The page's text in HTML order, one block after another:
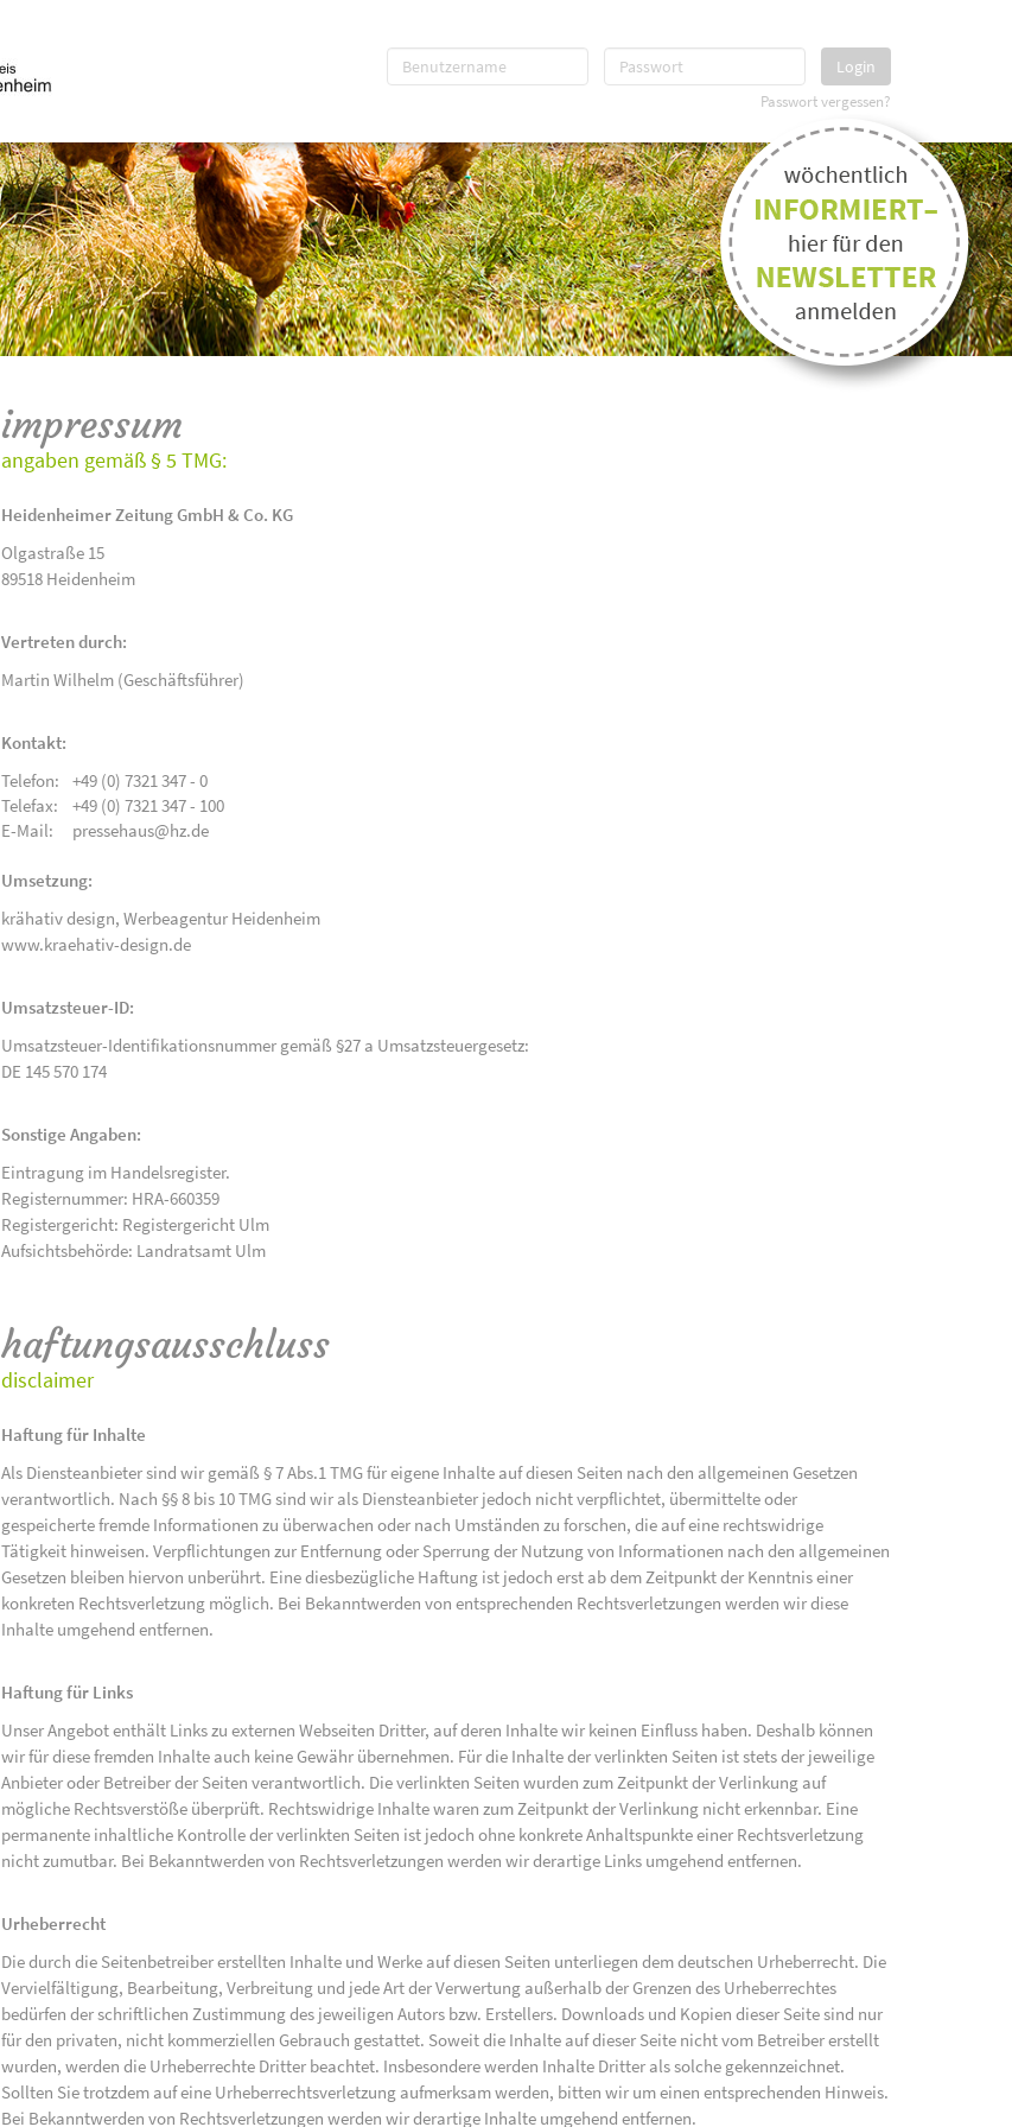
Login
Passwort vergessen?
impressum
angaben gemäß § 5 TMG:
Heidenheimer Zeitung GmbH & Co. KG
Olgastraße 15
89518 Heidenheim
Vertreten durch:
Martin Wilhelm (Geschäftsführer)
Kontakt:
Telefon:
+49 (0) 7321 347 - 0
Telefax:
+49 (0) 7321 347 - 100
E-Mail:
pressehaus@hz.de
Umsetzung:
krähativ design, Werbeagentur Heidenheim
www.kraehativ-design.de
Umsatzsteuer-ID:
Umsatzsteuer-Identifikationsnummer gemäß §27 a Umsatzsteuergesetz:
DE 145 570 174
Sonstige Angaben:
Eintragung im Handelsregister.
Registernummer: HRA-660359
Registergericht: Registergericht Ulm
Aufsichtsbehörde: Landratsamt Ulm
haftungsausschluss
disclaimer
Haftung für Inhalte
Als Diensteanbieter sind wir gemäß § 7 Abs.1 TMG für eigene Inhalte auf diesen Seiten nach den allgemeinen Gesetzen
verantwortlich. Nach §§ 8 bis 10 TMG sind wir als Diensteanbieter jedoch nicht verpflichtet, übermittelte oder
gespeicherte fremde Informationen zu überwachen oder nach Umständen zu forschen, die auf eine rechtswidrige
Tätigkeit hinweisen. Verpflichtungen zur Entfernung oder Sperrung der Nutzung von Informationen nach den allgemeinen
Gesetzen bleiben hiervon unberührt. Eine diesbezügliche Haftung ist jedoch erst ab dem Zeitpunkt der Kenntnis einer
konkreten Rechtsverletzung möglich. Bei Bekanntwerden von entsprechenden Rechtsverletzungen werden wir diese
Inhalte umgehend entfernen.
Haftung für Links
Unser Angebot enthält Links zu externen Webseiten Dritter, auf deren Inhalte wir keinen Einfluss haben. Deshalb können
wir für diese fremden Inhalte auch keine Gewähr übernehmen. Für die Inhalte der verlinkten Seiten ist stets der jeweilige
Anbieter oder Betreiber der Seiten verantwortlich. Die verlinkten Seiten wurden zum Zeitpunkt der Verlinkung auf
mögliche Rechtsverstöße überprüft. Rechtswidrige Inhalte waren zum Zeitpunkt der Verlinkung nicht erkennbar. Eine
permanente inhaltliche Kontrolle der verlinkten Seiten ist jedoch ohne konkrete Anhaltspunkte einer Rechtsverletzung
nicht zumutbar. Bei Bekanntwerden von Rechtsverletzungen werden wir derartige Links umgehend entfernen.
Urheberrecht
Die durch die Seitenbetreiber erstellten Inhalte und Werke auf diesen Seiten unterliegen dem deutschen Urheberrecht. Die
Vervielfältigung, Bearbeitung, Verbreitung und jede Art der Verwertung außerhalb der Grenzen des Urheberrechtes
bedürfen der schriftlichen Zustimmung des jeweiligen Autors bzw. Erstellers. Downloads und Kopien dieser Seite sind nur
für den privaten, nicht kommerziellen Gebrauch gestattet. Soweit die Inhalte auf dieser Seite nicht vom Betreiber erstellt
wurden, werden die Urheberrechte Dritter beachtet. Insbesondere werden Inhalte Dritter als solche gekennzeichnet.
Sollten Sie trotzdem auf eine Urheberrechtsverletzung aufmerksam werden, bitten wir um einen entsprechenden Hinweis.
Bei Bekanntwerden von Rechtsverletzungen werden wir derartige Inhalte umgehend entfernen.